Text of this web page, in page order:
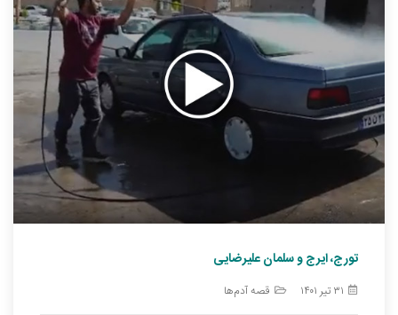
تورج، ایرج و سلمان علیرضایی
۳۱ تیر ۱۴۰۱ قصه آدم‌ها